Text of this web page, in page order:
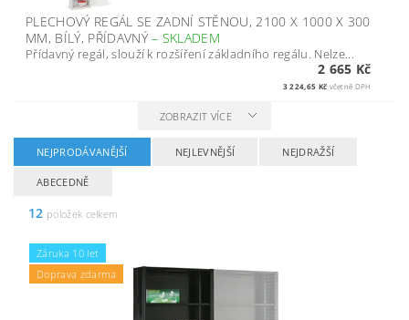
PLECHOVÝ REGÁL SE ZADNÍ STĚNOU, 2100 X 1000 X 300
MM, BÍLÝ, PŘÍDAVNÝ– SKLADEM
Přídavný regál, slouží k rozšíření základního regálu. Nelze...
2 665 Kč
3 224,65 Kč včetně DPH
ZOBRAZIT VÍCE
NEJPRODÁVANĚJŠÍ NEJLEVNĚJŠÍ NEJDRAŽŠÍ
ABECEDNĚ
12 položek celkem
Záruka 10 let
Doprava zdarma